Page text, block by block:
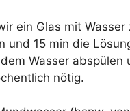
ein Glas mit
und 15 min die
Wasser
nötig.